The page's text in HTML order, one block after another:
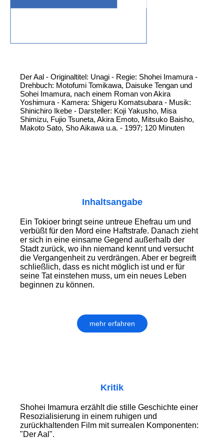
Der Aal - Originaltitel: Unagi - Regie: Shohei Imamura -
Drehbuch: Motofumi Tomikawa, Daisuke Tengan und
Sohei Imamura, nach einem Roman von Akira
Yoshimura - Kamera: Shigeru Komatsubara - Musik:
Shinichiro Ikebe - Darsteller: Koji Yakusho, Misa
Shimizu, Fujio Tsuneta, Akira Emoto, Mitsuko Baisho,
Makoto Sato, Sho Aikawa u.a. - 1997; 120 Minuten
Inhaltsangabe
Ein Tokioer bringt seine untreue Ehefrau um und
verbüßt für den Mord eine Haftstrafe. Danach zieht
er sich in eine einsame Gegend außerhalb der
Stadt zurück, wo ihn niemand kennt und versucht
die Vergangenheit zu verdrängen. Aber er begreift
schließlich, dass es nicht möglich ist und er für
seine Tat einstehen muss, um ein neues Leben
beginnen zu können.
mehr erfahren
Kritik
Shohei Imamura erzählt die stille Geschichte einer
Resozialisierung in einem ruhigen und
zurückhaltenden Film mit surrealen Komponenten:
"Der Aal".